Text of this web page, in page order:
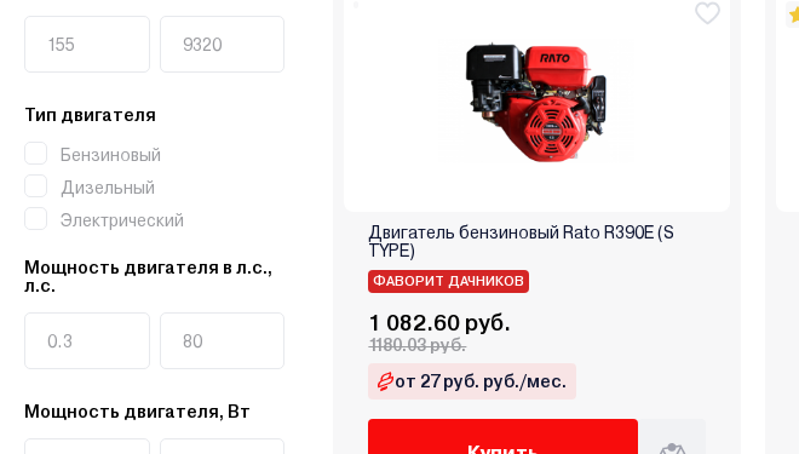
Тип двигателя
Бензиновый
Дизельный
Электрический
Мощность двигателя в л.с.,
л.с.
Мощность двигателя, Вт
Двигатель бензиновый Rato R390E (S
TYPE)
ФАВОРИТ ДАЧНИКОВ
1 082.60 руб.
1180.03 руб.
от 27 руб. руб./мес.